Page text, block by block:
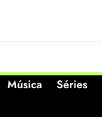
Música Séries